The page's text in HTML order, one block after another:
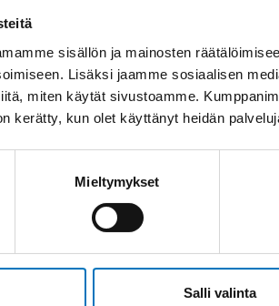
sisällön ja mainosten
Lisäksi jaamme sosiaalisen
miten käytät sivustoamme.
kerätty, kun olet käyttänyt heidän
Mieltymykset
Salli valinta
HSK-